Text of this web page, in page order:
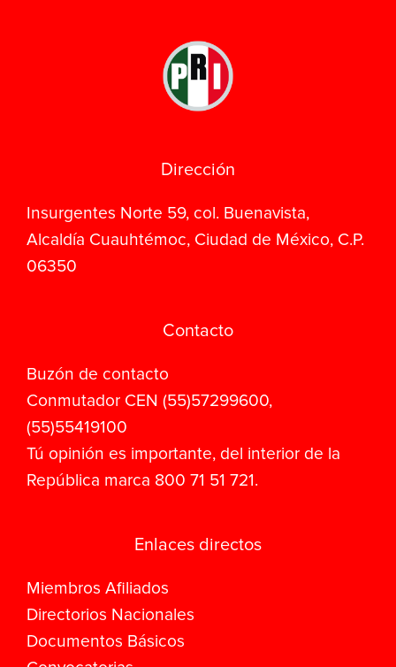
Dirección
Insurgentes Norte 59, col. Buenavista,
Alcaldía Cuauhtémoc, Ciudad de México, C.P.
06350
Contacto
Buzón de contacto
Conmutador CEN (55)57299600,
(55)55419100
Tú opinión es importante, del interior de la
República marca 800 71 51 721.
Enlaces directos
Miembros Afiliados
Directorios Nacionales
Documentos Básicos